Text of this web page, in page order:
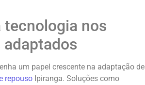
tecnologia nos
um papel crescente na adaptação de
repouso Ipiranga. Soluções como